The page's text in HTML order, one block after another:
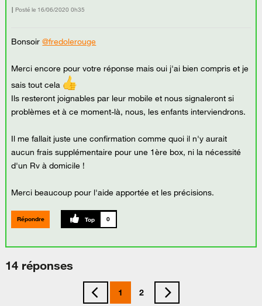
Posté le ‎16/06/2020 0h35
Bonsoir@fredolerouge
Merci encore pour votre réponse mais oui j'ai bien compris et je
sais tout cela
Ils resteront joignables par leur mobile et nous signaleront si
problèmes et à ce moment-là, nous, les enfants interviendrons.
Il me fallait juste une confirmation comme quoi il n'y aurait
aucun frais supplémentaire pour une 1ère box, ni la nécessité
d'un Rv à domicile !
Merci beaucoup pour l'aide apportée et les précisions.
Répondre 0
14 réponses
1 2